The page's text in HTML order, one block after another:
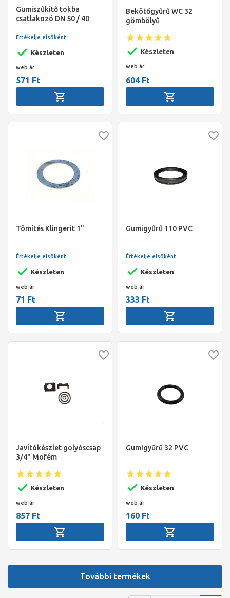
Gumiszűkítő tokba
csatlakozó DN 50 / 40
Készleten
Értékelje elsőként
web ár
571 Ft
Bekötőgyűrű WC 32
gömbölyű
Készleten
web ár
604 Ft
Tömítés Klingerit 1"
Készleten
Értékelje elsőként
web ár
71 Ft
Gumigyűrű 110 PVC
Készleten
Értékelje elsőként
web ár
333 Ft
Javítókészlet golyóscsap
3/4" Mofém
Készleten
web ár
857 Ft
Gumigyűrű 32 PVC
Készleten
web ár
160 Ft
További termékek